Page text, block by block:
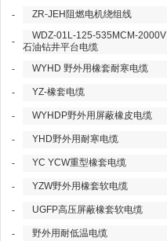
- ZR-JEH阻燃电机绕组线
-
WDZ-01L-125-535MCM-2000V
石油钻井平台电缆
-
WYHD 野外用橡套耐寒电缆
- YZ-橡套电缆
- WYHDP野外用屏蔽橡皮电缆
- YHD野外用耐寒电缆
- YC YCW重型橡套电缆
- YZW野外用橡套软电缆
- UGFP高压屏蔽橡套软电缆
- 野外用耐低温电缆